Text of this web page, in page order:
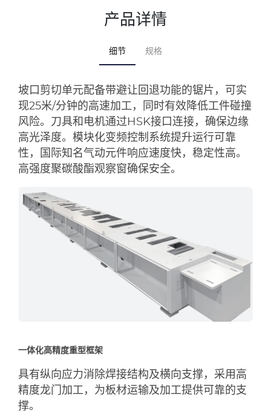
产品详情
细节 规格
坡口剪切单元配备带避让回退功能的锯片，可实
现25米/分钟的高速加工，同时有效降低工件碰撞
风险。刀具和电机通过HSK接口连接，确保边缘
高光泽度。模块化变频控制系统提升运行可靠
性，国际知名气动元件响应速度快，稳定性高。
高强度聚碳酸酯观察窗确保安全。
一体化高精度重型框架
具有纵向应力消除焊接结构及横向支撑，采用高
精度龙门加工，为板材运输及加工提供可靠的支
撑。